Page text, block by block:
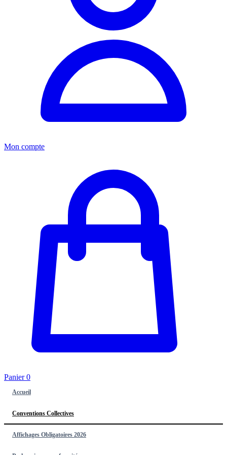
Mon compte
Panier0
Accueil
Conventions Collectives
Affichages Obligatoires 2026